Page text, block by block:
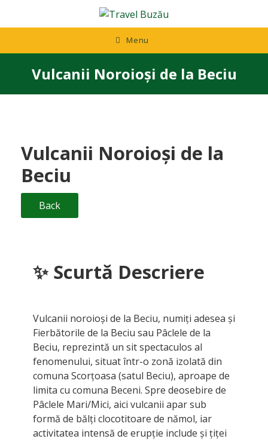
content
Menu
Vulcanii Noroioși de la Beciu
Vulcanii Noroioși de la
Beciu
Back
✨ Scurtă Descriere
Vulcanii noroioși de la Beciu, numiți adesea și
Fierbătorile de la Beciu sau Pâclele de la
Beciu, reprezintă un sit spectaculos al
fenomenului, situat într-o zonă izolată din
comuna Scorțoasa (satul Beciu), aproape de
limita cu comuna Beceni. Spre deosebire de
Pâclele Mari/Mici, aici vulcanii apar sub
formă de bălți clocotitoare de nămol, iar
activitatea intensă de erupție include și țiței